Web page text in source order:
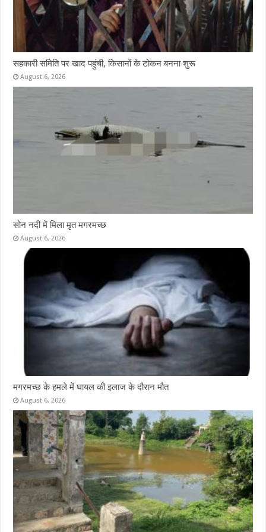
सहकारी समिति पर खाद पहुंची, किसानों के टोकन बनना शुरू
August 6, 2026
सोन नदी में मिला मृत मगरमच्छ
August 6, 2026
मगरमच्छ के हमले में घायल की इलाज के दौरान मौत
August 6, 2026